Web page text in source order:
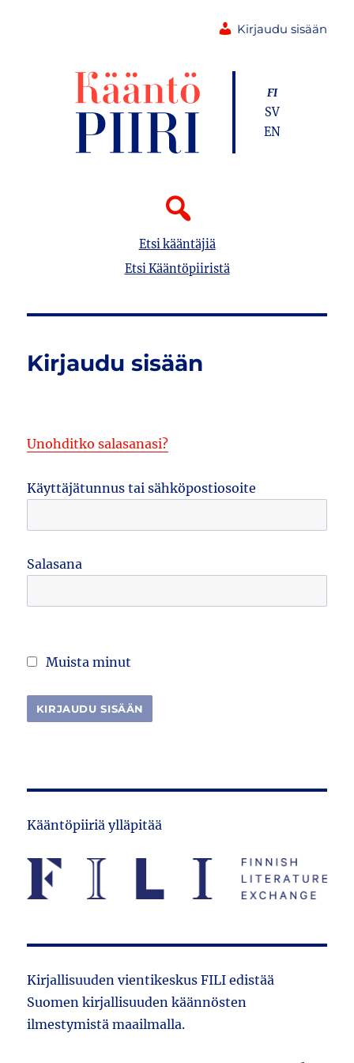
Kirjaudu sisään
Etsi kääntäjiä
Etsi Kääntöpiiristä
FI
SV
EN
Kirjaudu sisään
Unohditko salasanasi?
Käyttäjätunnus tai sähköpostiosoite
Salasana
Muista minut
Kääntöpiiriä ylläpitää
Kirjallisuuden vientikeskus FILI edistää
Suomen kirjallisuuden käännösten
ilmestymistä maailmalla.